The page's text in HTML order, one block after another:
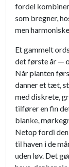
fordel
som bregner,
men
Et gammelt
det første år —
Når planten
danner et tæt,
med diskrete,
tilfører en fin
blanke,
Netop fordi
til haven i de
uden løv. Det